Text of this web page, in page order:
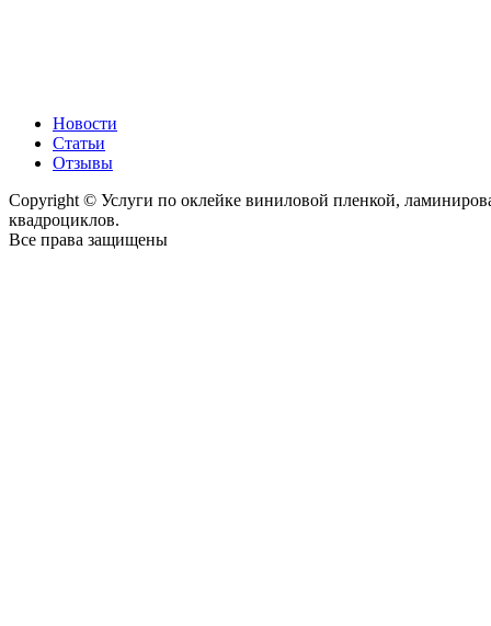
Новости
Статьи
Отзывы
Copyright © Услуги по оклейке виниловой пленкой,
квадроциклов.
Все права защищены